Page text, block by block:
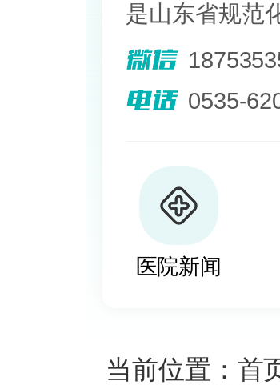
是山东省规范
院。熟悉皮肤
其擅长光化学
及移植治疗
植、自体培养
0535-
医院新闻
当前位置： 首